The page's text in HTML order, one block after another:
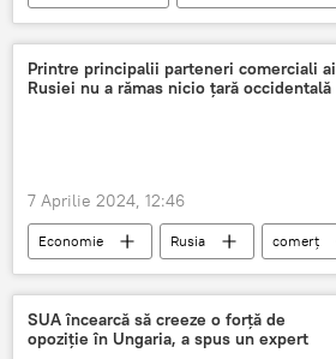
Obiectiv
Rusia
NATO
conflict
Ucraina
Printre principalii parteneri comerciali ai
Rusiei nu a rămas nicio țară occidentală
7 Aprilie 2024, 12:46
Economie Rusia
comerț
balanța comercială
parteneri
Exporturi
Importuri
India
Occident
SUA încearcă să creeze o forță de
opoziție în Ungaria, a spus un expert